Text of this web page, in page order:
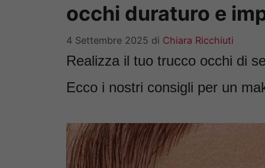
occhi duraturo e
4 Settembre 2025 di Chiara Ricchiuti
Realizza il tuo trucco occhi di
Ecco i nostri consigli per un